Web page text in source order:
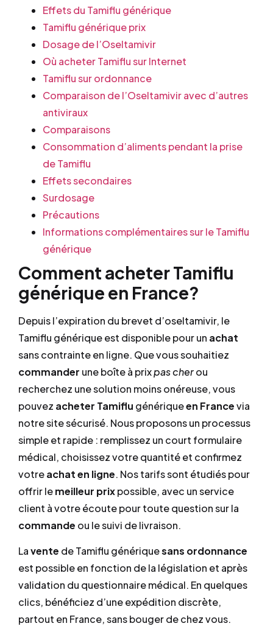
Effets du Tamiflu générique
Tamiflu générique prix
Dosage de l’Oseltamivir
Où acheter Tamiflu sur Internet
Tamiflu sur ordonnance
Comparaison de l’Oseltamivir avec d’autres
antiviraux
Comparaisons
Consommation d’aliments pendant la prise
de Tamiflu
Effets secondaires
Surdosage
Précautions
Informations complémentaires sur le Tamiflu
générique
Comment acheter Tamiflu
générique en France?
Depuis l’expiration du brevet d’oseltamivir, le
Tamiflu générique est disponible pour un achat
sans contrainte en ligne. Que vous souhaitiez
commander une boîte à prixpas cherou
recherchez une solution moins onéreuse, vous
pouvez acheter Tamiflu génériqueen Francevia
notre site sécurisé. Nous proposons un processus
simple et rapide : remplissez un court formulaire
médical, choisissez votre quantité et confirmez
votreachat en ligne. Nos tarifs sont étudiés pour
offrir lemeilleur prixpossible, avec un service
client à votre écoute pour toute question sur la
commande ou le suivi de livraison.
Lavente de Tamiflu génériquesans ordonnance
est possible en fonction de la législation et après
validation du questionnaire médical. En quelques
clics, bénéficiez d’une expédition discrète,
partout en France, sans bouger de chez vous.